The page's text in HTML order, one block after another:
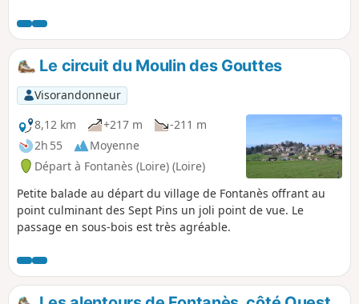
Le circuit du Moulin des Gouttes
Visorandonneur
8,12 km
+217 m
-211 m
2h 55
Moyenne
Départ à Fontanès (Loire) (Loire)
Petite balade au départ du village de Fontanès offrant au
point culminant des Sept Pins un joli point de vue. Le
passage en sous-bois est très agréable.